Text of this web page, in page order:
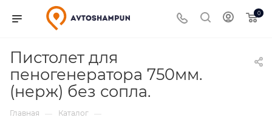
0
Пистолет для
пеногенератора 750мм.
(нерж) без сопла.
Главная — Каталог —